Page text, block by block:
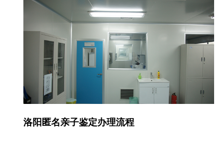
洛阳匿名亲子鉴定办理流程